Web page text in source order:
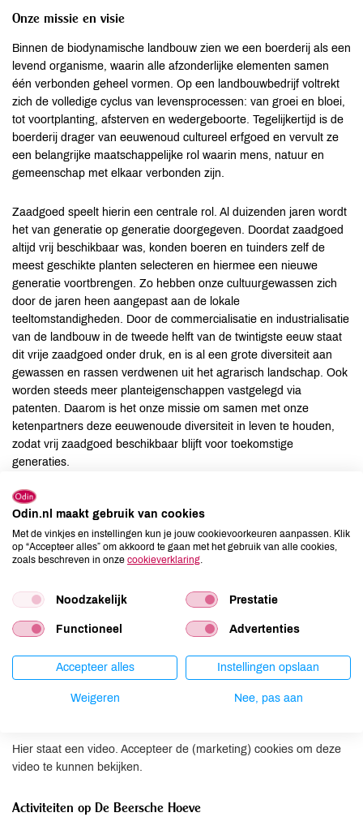
Onze missie en visie
Binnen de biodynamische landbouw zien we een boerderij als een
levend organisme, waarin alle afzonderlijke elementen samen
één verbonden geheel vormen. Op een landbouwbedrijf voltrekt
zich de volledige cyclus van levensprocessen: van groei en bloei,
tot voortplanting, afsterven en wedergeboorte. Tegelijkertijd is de
boerderij drager van eeuwenoud cultureel erfgoed en vervult ze
een belangrijke maatschappelijke rol waarin mens, natuur en
gemeenschap met elkaar verbonden zijn.
Zaadgoed speelt hierin een centrale rol. Al duizenden jaren wordt
het van generatie op generatie doorgegeven. Doordat zaadgoed
altijd vrij beschikbaar was, konden boeren en tuinders zelf de
meest geschikte planten selecteren en hiermee een nieuwe
generatie voortbrengen. Zo hebben onze cultuurgewassen zich
door de jaren heen aangepast aan de lokale
teeltomstandigheden. Door de commercialisatie en industrialisatie
van de landbouw in de tweede helft van de twintigste eeuw staat
dit vrije zaadgoed onder druk, en is al een grote diversiteit aan
gewassen en rassen verdwenen uit het agrarisch landschap. Ook
worden steeds meer planteigenschappen vastgelegd via
patenten. Daarom is het onze missie om samen met onze
ketenpartners deze eeuwenoude diversiteit in leven te houden,
zodat vrij zaadgoed beschikbaar blijft voor toekomstige
generaties.
Hier staat een video. Accepteer de (marketing) cookies om deze
video te kunnen bekijken.
Activiteiten op De Beersche Hoeve
Odin.nl maakt gebruik van cookies
Met de vinkjes en instellingen kun je jouw cookievoorkeuren aanpassen. Klik
op “Accepteer alles” om akkoord te gaan met het gebruik van alle cookies,
zoals beschreven in onze cookieverklaring.
Noodzakelijk Prestatie
Functioneel Advertenties
Accepteer alles Instellingen opslaan
Weigeren Nee, pas aan